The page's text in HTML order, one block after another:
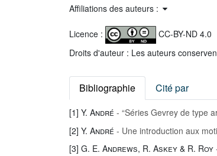
Affiliations des auteurs :
Licence :
CC-BY-ND 4.0
Droits d'auteur : Les auteurs
Bibliographie Cité par
[1] Y. André - “Séries Gevrey de type
[2] Y. André - Une introduction aux
[3] G. E. Andrews, R. Askey & R. Roy